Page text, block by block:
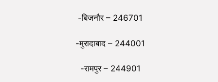
-बिजनौर – 246701
-मुरादाबाद – 244001
-रामपुर – 244901